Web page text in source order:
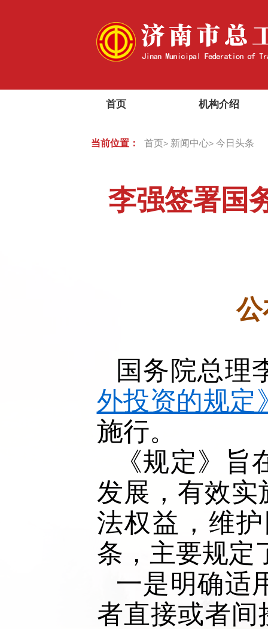
首页 机构介绍
当前位置： 首页> 新闻中心> 今日头条
李强签署国
国务院总理
外投资的规定
施行。
《规定》
发展，有效
法权益，维
条，主要规定
一是明确适
者直接或者